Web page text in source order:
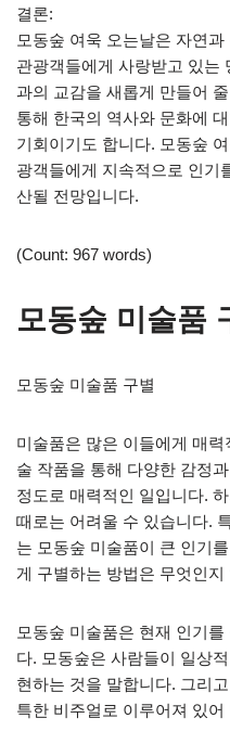
결론:
모동숲 여욱 오는날은 자연
관광객들에게 사랑받고 있는
과의 교감을 새롭게 만들어
통해 한국의 역사와 문화에
기회이기도 합니다. 모동숲
광객들에게 지속적으로 인기
산될 전망입니다.
(Count: 967 words)
모동숲 미술품
모동숲 미술품 구별
미술품은 많은 이들에게 매
술 작품을 통해 다양한 감정
정도로 매력적인 일입니다.
때로는 어려울 수 있습니다.
는 모동숲 미술품이 큰 인기
게 구별하는 방법은 무엇인지
모동숲 미술품은 현재 인기
다. 모동숲은 사람들이 일상
현하는 것을 말합니다. 그리
특한 비주얼로 이루어져 있